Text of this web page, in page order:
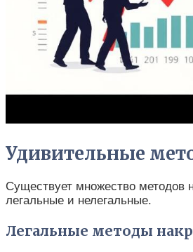
Удивительные
Существует множество методов
легальные и нелегальные.
Легальные методы